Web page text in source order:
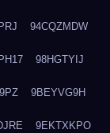
94CQZMDW
98HGTYIJ
9BEYVG9H
9EKTXKPO